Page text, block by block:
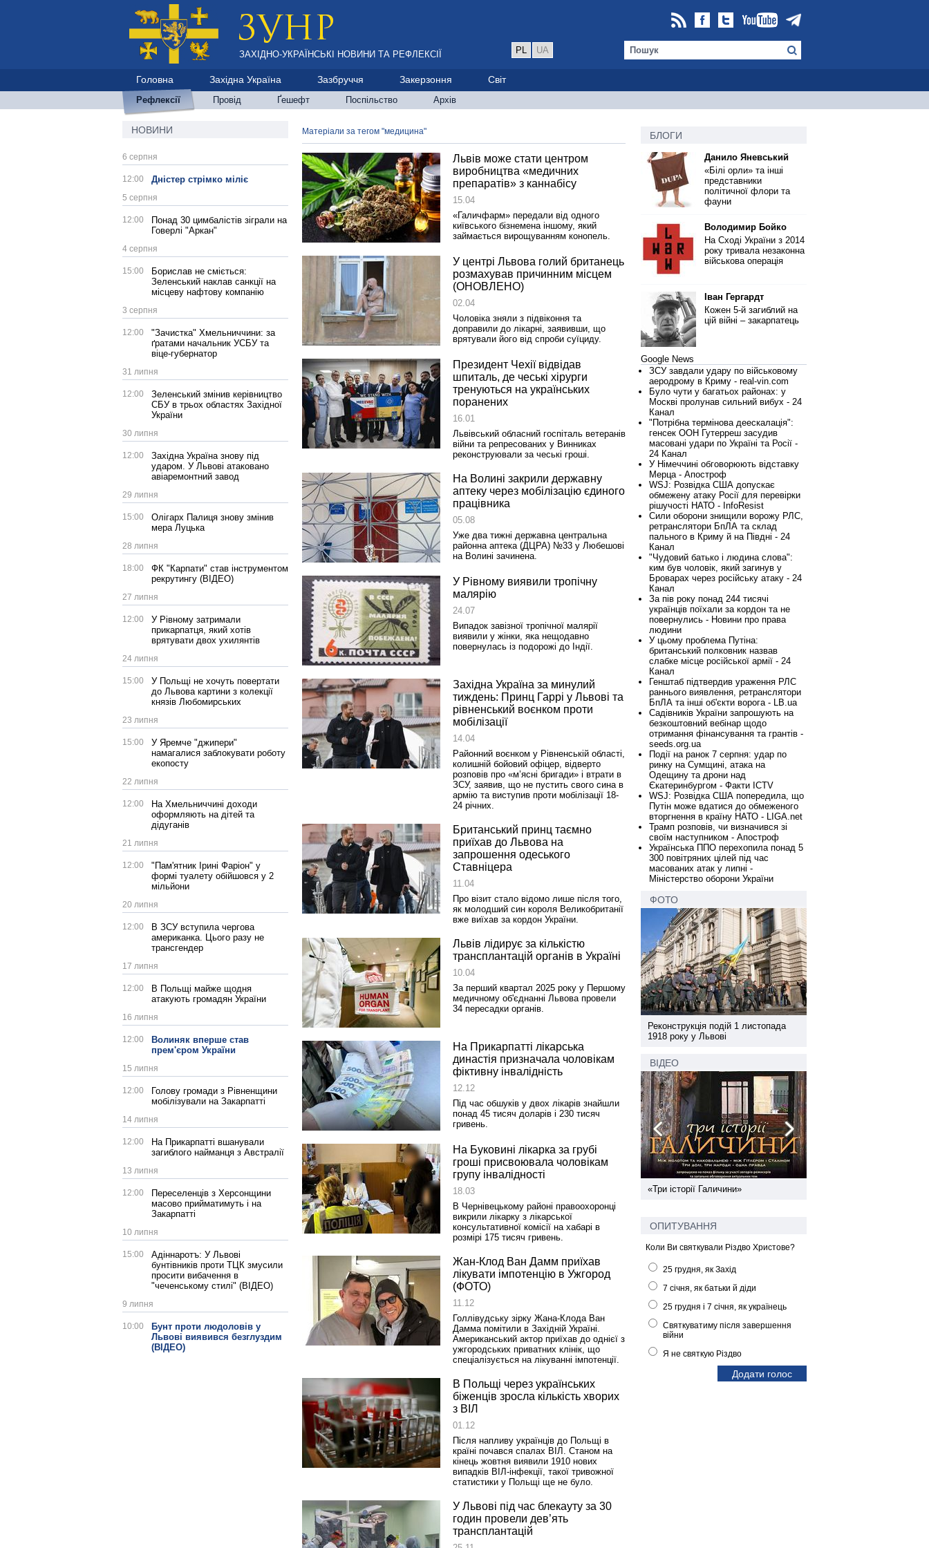
ЗАХІДНО-УКРАЇНСЬКІ НОВИНИ ТА РЕФЛЕКСІЇ PL UA
Головна Західна Україна Зазбруччя Закерзоння Світ
Рефлексії Провід Ґешефт Поспільство Архів
НОВИНИ
6 серпня
12:00 Дністер стрімко міліє
5 серпня
12:00
Понад 30 цимбалістів зіграли на
Говерлі "Аркан"
4 серпня
15:00
Борислав не сміється:
Зеленський наклав санкції на
місцеву нафтову компанію
3 серпня
12:00
"Зачистка" Хмельниччини: за
ґратами начальник УСБУ та
віце-губернатор
31 липня
12:00
Зеленський змінив керівництво
СБУ в трьох областях Західної
України
30 липня
12:00
Західна Україна знову під
ударом. У Львові атаковано
авіаремонтний завод
29 липня
15:00
Олігарх Палиця знову змінив
мера Луцька
28 липня
18:00
ФК "Карпати" став інструментом
рекрутингу (ВІДЕО)
27 липня
12:00
У Рівному затримали
прикарпатця, який хотів
врятувати двох ухилянтів
24 липня
15:00
У Польщі не хочуть повертати
до Львова картини з колекції
князів Любомирських
23 липня
15:00
У Яремче "джипери"
намагалися заблокувати роботу
екопосту
22 липня
12:00
На Хмельниччині доходи
оформляють на дітей та
дідуганів
21 липня
12:00
"Пам'ятник Ірині Фаріон" у
формі туалету обійшовся у 2
мільйони
20 липня
12:00
В ЗСУ вступила чергова
американка. Цього разу не
трансгендер
17 липня
12:00
В Польщі майже щодня
атакують громадян України
16 липня
12:00
Волиняк вперше став
прем'єром України
15 липня
12:00
Голову громади з Рівненщини
мобілізували на Закарпатті
14 липня
12:00
На Прикарпатті вшанували
загиблого найманця з Австралії
13 липня
12:00
Переселенців з Херсонщини
масово прийматимуть і на
Закарпатті
10 липня
15:00
Адіннаротъ: У Львові
бунтівників проти ТЦК змусили
просити вибачення в
"чеченському стилі" (ВІДЕО)
9 липня
10:00
Бунт проти людоловів у
Львові виявився безглуздим
(ВІДЕО)
Матеріали за тегом "медицина"
Львів може стати центром
виробництва «медичних
препаратів» з каннабісу
15.04
«Галичфарм» передали від одного
київського бізнемена іншому, який
займається вирощуванням конопель.
У центрі Львова голий британець
розмахував причинним місцем
(ОНОВЛЕНО)
02.04
Чоловіка зняли з підвіконня та
доправили до лікарні, заявивши, що
врятували його від спроби суїциду.
Президент Чехії відвідав
шпиталь, де чеські хірурги
тренуються на українських
поранених
16.01
Львівський обласний госпіталь ветеранів
війни та репресованих у Винниках
реконструювали за чеські гроші.
На Волині закрили державну
аптеку через мобілізацію єдиного
працівника
05.08
Уже два тижні державна центральна
районна аптека (ДЦРА) №33 у Любешові
на Волині зачинена.
У Рівному виявили тропічну
малярію
24.07
Випадок завізної тропічної малярії
виявили у жінки, яка нещодавно
повернулась із подорожі до Індії.
Західна Україна за минулий
тиждень: Принц Гаррі у Львові та
рівненський воєнком проти
мобілізації
14.04
Районний воєнком у Рівненській області,
колишній бойовий офіцер, відверто
розповів про «м’ясні бригади» і втрати в
ЗСУ, заявив, що не пустить свого сина в
армію та виступив проти мобілізації 18-
24 річних.
Британський принц таємно
приїхав до Львова на
запрошення одеського
Ставніцера
11.04
Про візит стало відомо лише після того,
як молодший син короля Великобританії
вже виїхав за кордон України.
Львів лідирує за кількістю
трансплантацій органів в Україні
10.04
За перший квартал 2025 року у Першому
медичному об'єднанні Львова провели
34 пересадки органів.
На Прикарпатті лікарська
династія призначала чоловікам
фіктивну інвалідність
12.12
Під час обшуків у двох лікарів знайшли
понад 45 тисяч доларів і 230 тисяч
гривень.
На Буковині лікарка за грубі
гроші присвоювала чоловікам
групу інвалідності
18.03
В Чернівецькому районі правоохоронці
викрили лікарку з лікарської
консультативної комісії на хабарі в
розмірі 175 тисяч гривень.
Жан-Клод Ван Дамм приїхав
лікувати імпотенцію в Ужгород
(ФОТО)
11.12
Голлівудську зірку Жана-Клода Ван
Дамма помітили в Західній Україні.
Американський актор приїхав до однієї з
ужгородських приватних клінік, що
спеціалізується на лікуванні імпотенції.
В Польщі через українських
біженців зросла кількість хворих
з ВІЛ
01.12
Після напливу українців до Польщі в
країні почався спалах ВІЛ. Станом на
кінець жовтня виявили 1910 нових
випадків ВІЛ-інфекції, такої тривожної
статистики у Польщі ще не було.
У Львові під час блекауту за 30
годин провели дев’ять
трансплантацій
БЛОГИ
Данило Яневський
«Білі орли» та інші
представники
політичної флори та
фауни
Володимир Бойко
На Сході України з 2014
року тривала незаконна
військова операція
Іван Гергардт
Кожен 5-й загиблий на
цій війні – закарпатець
Google News
ЗСУ завдали удару по військовому
аеродрому в Криму - real-vin.com
Було чути у багатьох районах: у
Москві пролунав сильний вибух - 24
Канал
"Потрібна термінова деескалація":
генсек ООН Гутерреш засудив
масовані удари по Україні та Росії -
24 Канал
У Німеччині обговорюють відставку
Мерца - Апостроф
WSJ: Розвідка США допускає
обмежену атаку Росії для перевірки
рішучості НАТО - InfoResist
Сили оборони знищили ворожу РЛС,
ретранслятори БпЛА та склад
пального в Криму й на Півдні - 24
Канал
"Чудовий батько і людина слова":
ким був чоловік, який загинув у
Броварах через російську атаку - 24
Канал
За пів року понад 244 тисячі
українців поїхали за кордон та не
повернулись - Новини про права
людини
У цьому проблема Путіна:
британський полковник назвав
слабке місце російської армії - 24
Канал
Генштаб підтвердив ураження РЛС
раннього виявлення, ретранслятори
БпЛА та інші об'єкти ворога - LB.ua
Садівників України запрошують на
безкоштовний вебінар щодо
отримання фінансування та грантів -
seeds.org.ua
Події на ранок 7 серпня: удар по
ринку на Сумщині, атака на
Одещину та дрони над
Єкатеринбургом - Факти ICTV
WSJ: Розвідка США попередила, що
Путін може вдатися до обмеженого
вторгнення в країну НАТО - LIGA.net
Трамп розповів, чи визначився зі
своїм наступником - Апостроф
Українська ППО перехопила понад 5
300 повітряних цілей під час
масованих атак у липні -
Міністерство оборони України
ФОТО
Реконструкція подій 1 листопада
1918 року у Львові
ВІДЕО
«Три історії Галичини»
ОПИТУВАННЯ
Коли Ви святкували Різдво Христове?
25 грудня, як Захід
7 січня, як батьки й діди
25 грудня і 7 січня, як українець
Святкуватиму після завершення
війни
Я не святкую Різдво